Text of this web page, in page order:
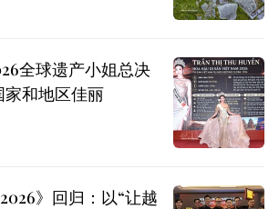
全球遗产小姐总决
和地区佳丽
》回归：以“让越